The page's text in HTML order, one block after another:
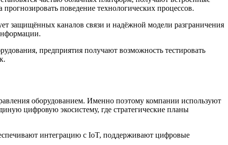
поведение технологических процессов.
защищённых каналов связи и надёжной модели разграничения
предприятия получают возможность тестировать
оборудованием. Именно поэтому компании используют
цифровую экосистему, где стратегические планы
интеграцию с IoT, поддерживают цифровые